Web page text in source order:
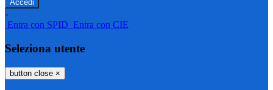
-
Entra con SPID Entra con CIE
Seleziona utente
button close ×